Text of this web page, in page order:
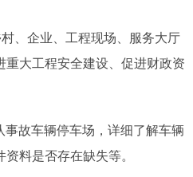
、企业、工程现场、服务大厅
大工程安全建设、促进财政资
故车辆停车场，详细了解车辆
料是否存在缺失等。